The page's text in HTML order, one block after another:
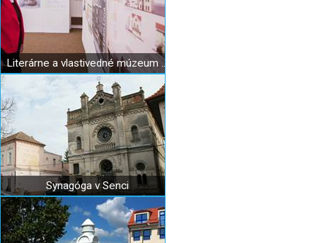
Literárne a vlastivedné múzeum vo Svätom Jure
Synagóga v Senci